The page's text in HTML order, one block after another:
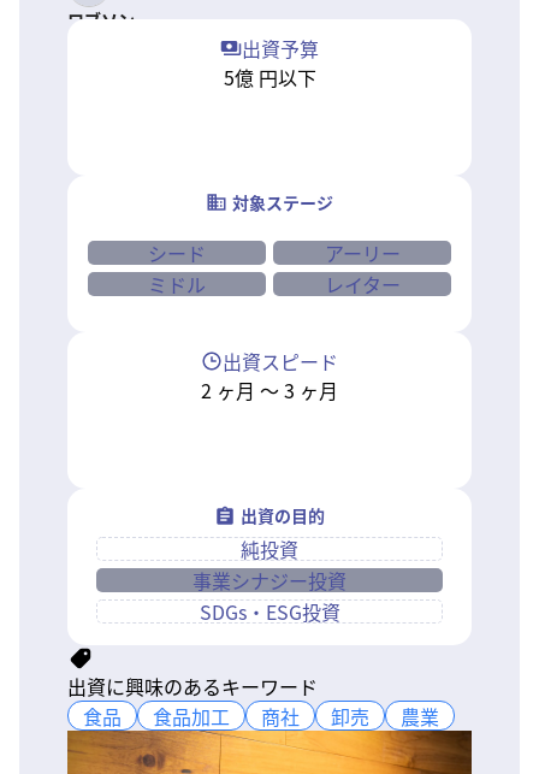
ロブソン
出資予算
5億 円以下
対象ステージ
シード
アーリー
ミドル
レイター
出資スピード
2 ヶ月 〜3 ヶ月
出資の目的
純投資
事業シナジー投資
SDGs・ESG投資
出資に興味のあるキーワード
食品
食品加工 商社 卸売 農業
食品 食品加工 商社 卸売 農業